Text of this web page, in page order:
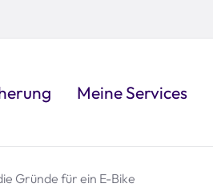
Meine Services
Gründe für ein E-Bike